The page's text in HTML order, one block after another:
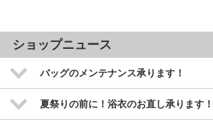
ショップニュース
バッグのメンテナンス承ります！
夏祭りの前に！浴衣のお直し承ります！